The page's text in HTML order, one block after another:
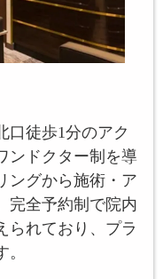
口徒歩1分のアク
ンドクター制を導
ングから施術・ア
完全予約制で院内
られており、プラ